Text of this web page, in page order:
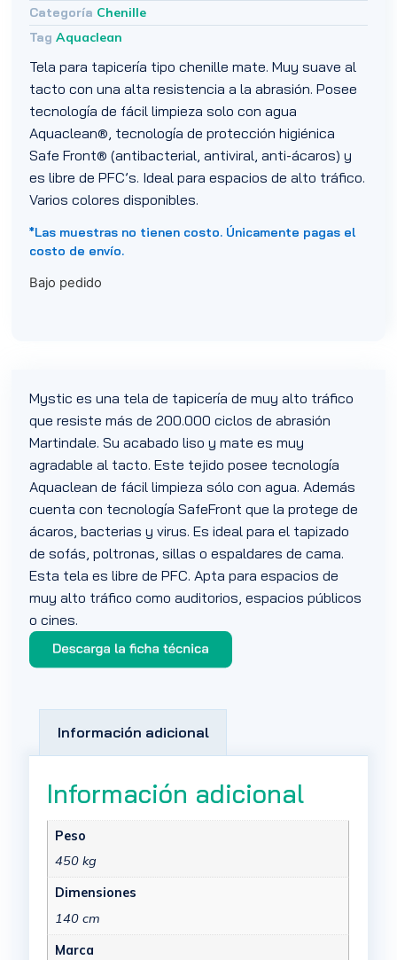
Categoría Chenille
Tag Aquaclean
Tela para tapicería tipo chenille mate. Muy suave al
tacto con una alta resistencia a la abrasión. Posee
tecnología de fácil limpieza solo con agua
Aquaclean®, tecnología de protección higiénica
Safe Front® (antibacterial, antiviral, anti-ácaros) y
es libre de PFC’s. Ideal para espacios de alto tráfico.
Varios colores disponibles.
*Las muestras no tienen costo. Únicamente pagas el
costo de envío.
Bajo pedido
Mystic es una tela de tapicería de muy alto tráfico
que resiste más de 200.000 ciclos de abrasión
Martindale. Su acabado liso y mate es muy
agradable al tacto. Este tejido posee tecnología
Aquaclean de fácil limpieza sólo con agua. Además
cuenta con tecnología SafeFront que la protege de
ácaros, bacterias y virus. Es ideal para el tapizado
de sofás, poltronas, sillas o espaldares de cama.
Esta tela es libre de PFC. Apta para espacios de
muy alto tráfico como auditorios, espacios públicos
o cines.
Información adicional
Información adicional
Peso
450 kg
Dimensiones
140 cm
Marca